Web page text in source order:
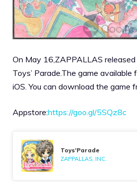
On May 16,ZAPPALLAS
Toys’ Parade.The game
iOS. You can download the game
Appstore:https://goo.gl/5SQz8c
Toys'Parade
ZAPPALLAS, INC.